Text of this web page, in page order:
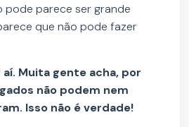
pode parece ser grande
que não pode fazer
Muita gente acha, por
não podem nem
Isso não é verdade!